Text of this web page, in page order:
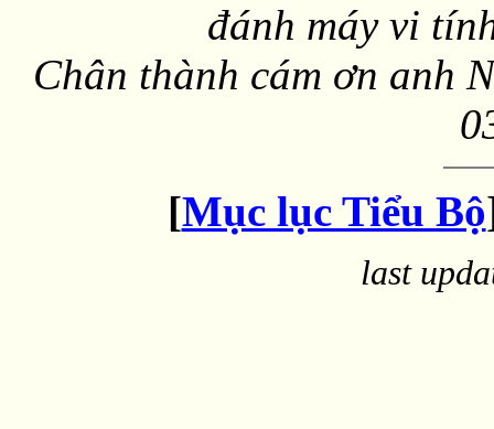
đánh máy vi
Chân thành cám ơn anh
[Mục lục Tiểu Bộ
last